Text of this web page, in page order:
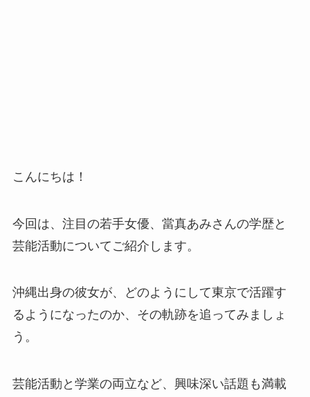
こんにちは！
今回は、注目の若手女優、當真あみさんの学歴と
芸能活動についてご紹介します。
沖縄出身の彼女が、どのようにして東京で活躍す
るようになったのか、その軌跡を追ってみましょ
う。
芸能活動と学業の両立など、興味深い話題も満載